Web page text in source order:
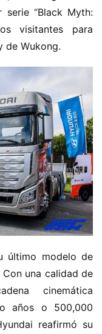
“Black Myth:
visitantes para
de Wukong.
último modelo de
una calidad de
cinemática
años o 500,000
reafirmó su